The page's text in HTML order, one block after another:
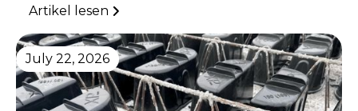
Artikel lesen
July 22, 2026